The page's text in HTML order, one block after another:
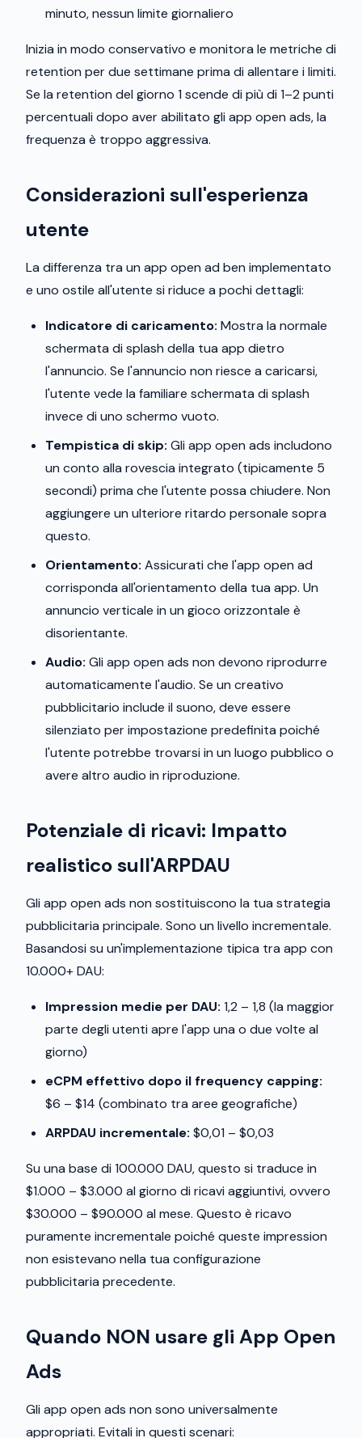
minuto, nessun limite giornaliero
Inizia in modo conservativo e monitora le metriche di
retention per due settimane prima di allentare i limiti.
Se la retention del giorno 1 scende di più di 1–2 punti
percentuali dopo aver abilitato gli app open ads, la
frequenza è troppo aggressiva.
Considerazioni sull'esperienza
utente
La differenza tra un app open ad ben implementato
e uno ostile all'utente si riduce a pochi dettagli:
Indicatore di caricamento: Mostra la normale
schermata di splash della tua app dietro
l'annuncio. Se l'annuncio non riesce a caricarsi,
l'utente vede la familiare schermata di splash
invece di uno schermo vuoto.
Tempistica di skip: Gli app open ads includono
un conto alla rovescia integrato (tipicamente 5
secondi) prima che l'utente possa chiudere. Non
aggiungere un ulteriore ritardo personale sopra
questo.
Orientamento: Assicurati che l'app open ad
corrisponda all'orientamento della tua app. Un
annuncio verticale in un gioco orizzontale è
disorientante.
Audio: Gli app open ads non devono riprodurre
automaticamente l'audio. Se un creativo
pubblicitario include il suono, deve essere
silenziato per impostazione predefinita poiché
l'utente potrebbe trovarsi in un luogo pubblico o
avere altro audio in riproduzione.
Potenziale di ricavi: Impatto
realistico sull'ARPDAU
Gli app open ads non sostituiscono la tua strategia
pubblicitaria principale. Sono un livello incrementale.
Basandosi su un'implementazione tipica tra app con
10.000+ DAU:
Impression medie per DAU: 1,2 – 1,8 (la maggior
parte degli utenti apre l'app una o due volte al
giorno)
eCPM effettivo dopo il frequency capping:
$6 – $14 (combinato tra aree geografiche)
ARPDAU incrementale: $0,01 – $0,03
Su una base di 100.000 DAU, questo si traduce in
$1.000 – $3.000 al giorno di ricavi aggiuntivi, ovvero
$30.000 – $90.000 al mese. Questo è ricavo
puramente incrementale poiché queste impression
non esistevano nella tua configurazione
pubblicitaria precedente.
Quando NON usare gli App Open
Ads
Gli app open ads non sono universalmente
appropriati. Evitali in questi scenari: